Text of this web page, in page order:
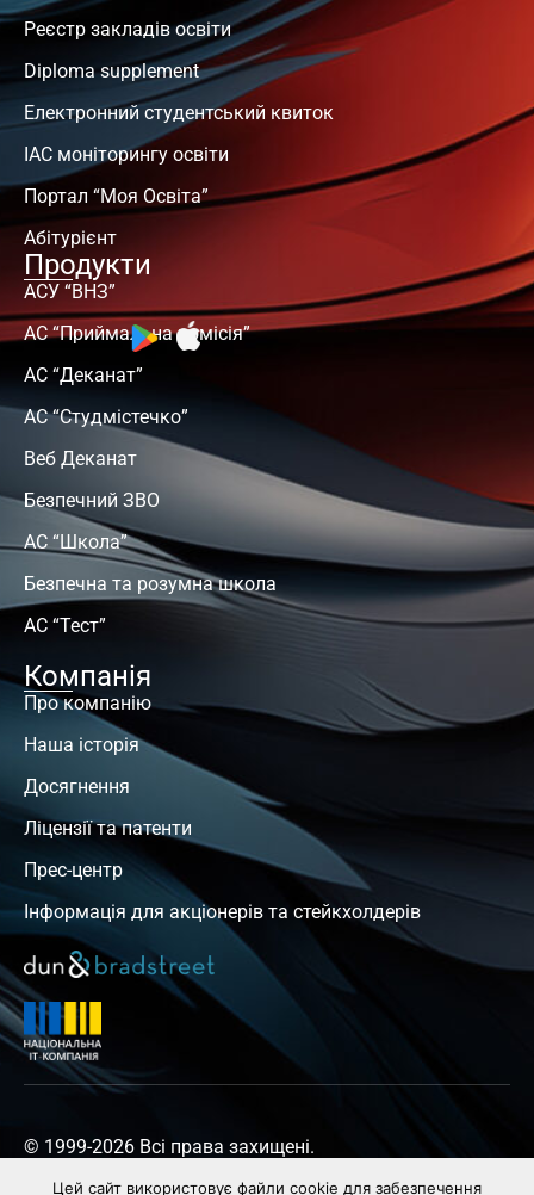
Реєстр закладів освіти
Diploma supplement
Електронний студентський квиток
ІАС моніторингу освіти
Портал “Моя Освіта”
Абітурієнт
Продукти
АСУ “ВНЗ”
АС “Приймальна комісія”
АС “Деканат”
АС “Студмістечко”
Веб Деканат
Безпечний ЗВО
АС “Школа”
Безпечна та розумна школа
АС “Тест”
Компанія
Про компанію
Наша історія
Досягнення
Ліцензії та патенти
Прес-центр
Інформація для акціонерів та стейкхолдерів
© 1999-2026 Всі права захищені.
Цей сайт використовує файли cookie для забезпечення